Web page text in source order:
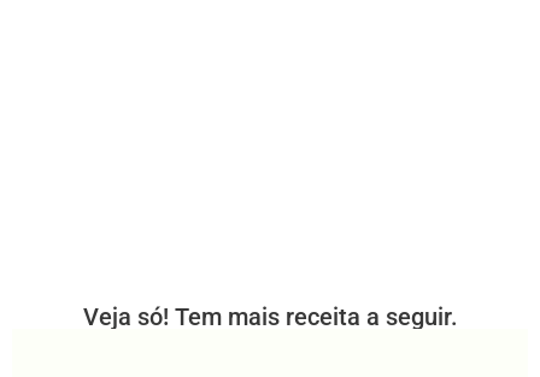
Veja só! Tem mais receita a seguir.